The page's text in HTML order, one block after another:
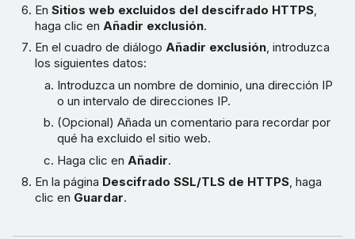
EnSitios web excluidos del descifrado HTTPS
haga clic en Añadir exclusión.
En el cuadro de diálogoAñadir exclusión, introduzca
los siguientes datos:
Introduzca un nombre de dominio, una dirección IP
o un intervalo de direcciones IP.
(Opcional) Añada un comentario para recordar por
qué ha excluido el sitio web.
Haga clic en Añadir.
En la página Descifrado SSL/TLS de HTTPS, haga
clic en Guardar.